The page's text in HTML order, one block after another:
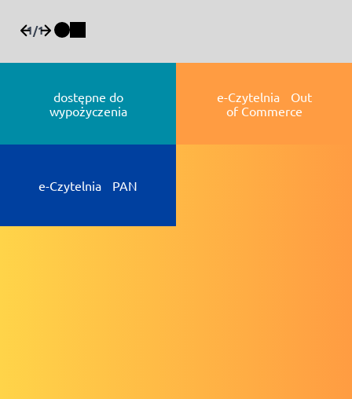
1/1
dostępne do
wypożyczenia
e-Czytelnia Out
of Commerce
e-Czytelnia PAN